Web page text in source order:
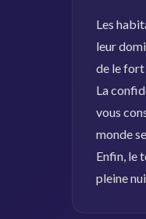
Les
leur
de le fort
La
vous
monde
Enfin, le
pleine